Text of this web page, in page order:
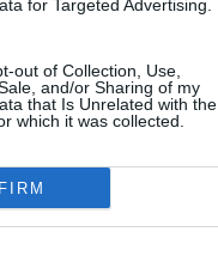
for Targeted Advertising.
out of Collection, Use,
and/or Sharing of my
that Is Unrelated with the
which it was collected.